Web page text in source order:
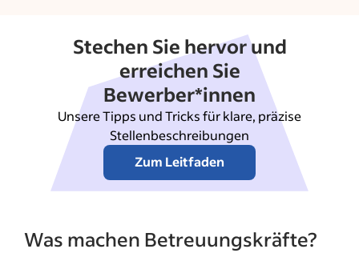
Stechen Sie hervor und
erreichen Sie
Bewerber*innen
Unsere Tipps und Tricks für klare, präzise
Stellenbeschreibungen
Zum Leitfaden
Was machen Betreuungskräfte?